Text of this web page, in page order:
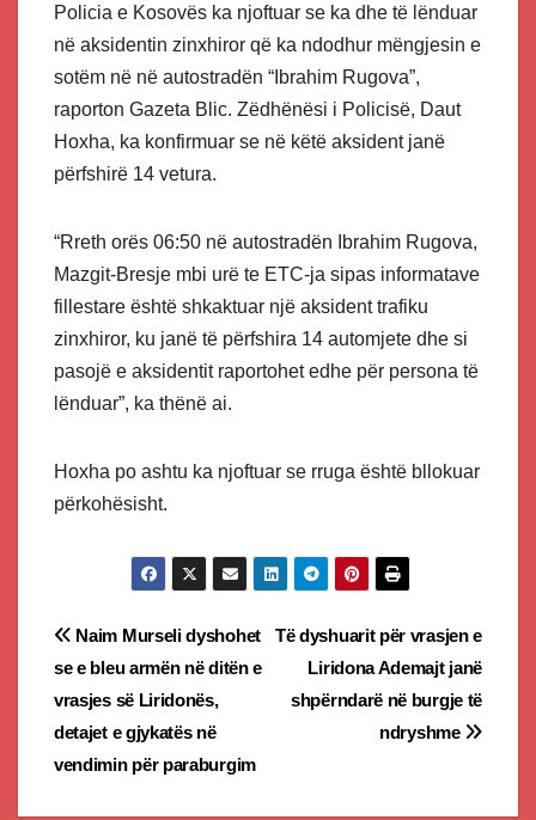
Policia e Kosovës ka njoftuar se ka dhe të lënduar
në aksidentin zinxhiror që ka ndodhur mëngjesin e
sotëm në në autostradën “Ibrahim Rugova”,
raporton Gazeta Blic. Zëdhënësi i Policisë, Daut
Hoxha, ka konfirmuar se në këtë aksident janë
përfshirë 14 vetura.
“Rreth orës 06:50 në autostradën Ibrahim Rugova,
Mazgit-Bresje mbi urë te ETC-ja sipas informatave
fillestare është shkaktuar një aksident trafiku
zinxhiror, ku janë të përfshira 14 automjete dhe si
pasojë e aksidentit raportohet edhe për persona të
lënduar”, ka thënë ai.
Hoxha po ashtu ka njoftuar se rruga është bllokuar
përkohësisht.
Post
navigation
Të dyshuarit për vrasjen e
Liridona Ademajt janë
shpërndarë në burgje të
ndryshme
Naim Murseli dyshohet
se e bleu armën në ditën e
vrasjes së Liridonës,
detajet e gjykatës në
vendimin për paraburgim